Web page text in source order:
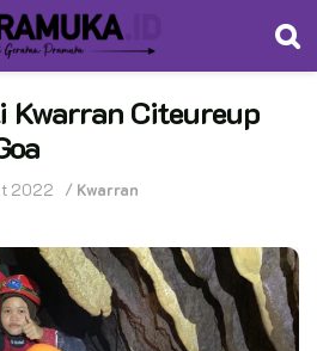
Kwarran Citeureup
2022 / Kwarran